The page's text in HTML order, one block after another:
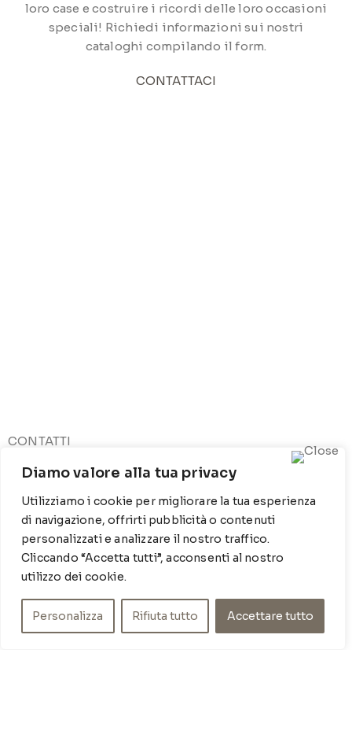
Diamo valore alla tua privacy
Utilizziamo i cookie per migliorare la tua esperienza
di navigazione, offrirti pubblicità o contenuti
personalizzati e analizzare il nostro traffico.
Cliccando “Accetta tutti”, acconsenti al nostro
utilizzo dei cookie.
Personalizza Rifiuta tutto Accettare tutto
loro case e costruire i ricordi delle loro occasioni
speciali! Richiedi informazioni sui nostri
cataloghi compilando il form.
CONTATTACI
CONTATTI
Contrada Locosantissimo 1316 - 70044 Polignano a
: 080 917 78 89
WZ: 329 6510725
info@poishome.it
INFO
Chi siamo
Cookie Policy